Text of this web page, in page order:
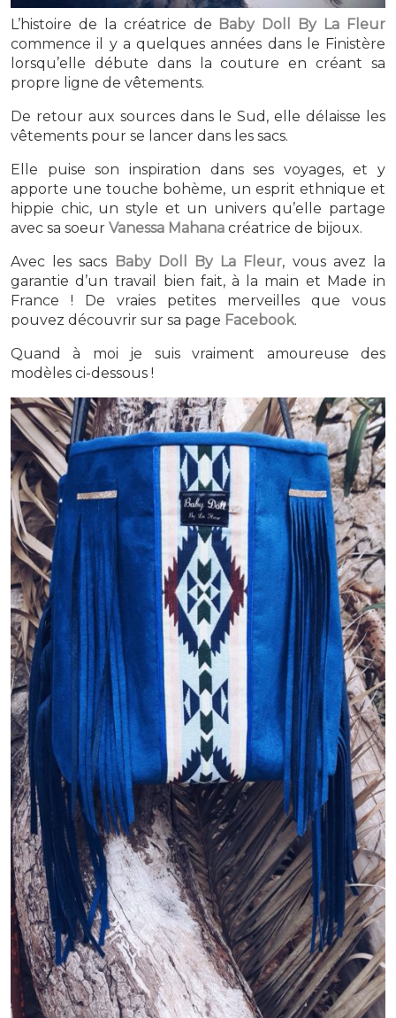
L’histoire de la créatrice de Baby Doll By La Fleur
commence il y a quelques années dans le Finistère
lorsqu’elle débute dans la couture en créant sa
propre ligne de vêtements.
De retour aux sources dans le Sud, elle délaisse les
vêtements pour se lancer dans les sacs.
Elle puise son inspiration dans ses voyages, et y
apporte une touche bohème, un esprit ethnique et
hippie chic, un style et un univers qu’elle partage
avec sa soeur Vanessa Mahana créatrice de bijoux.
Avec les sacs
Baby Doll By La Fleur, vous avez la
garantie d’un travail bien fait, à la main et Made in
France ! De vraies petites merveilles que vous
pouvez découvrir sur sa page Facebook.
Quand à moi je suis vraiment amoureuse des
modèles ci-dessous !